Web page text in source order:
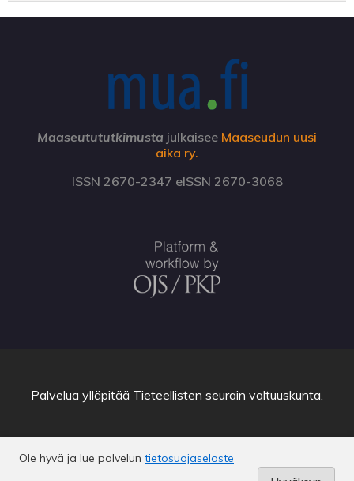
Maaseutututkimusta julkaisee Maaseudun uusi
aika ry.
ISSN 2670-2347 eISSN 2670-3068
Ole hyvä ja lue palvelun tietosuojaseloste
Palvelua ylläpitää Tieteellisten seurain valtuuskunta